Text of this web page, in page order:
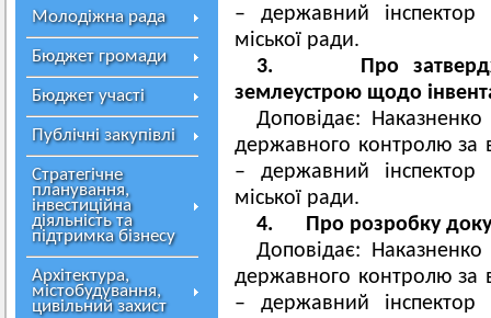
Молодіжна рада
Бюджет громади
Бюджет участі
Публічні закупівлі
Стратегічне
планування,
інвестиційна
діяльність та
підтримка бізнесу
Архітектура,
містобудування,
цивільний захист
– державний інспектор
міської ради.
3. Про
землеустрою щодо
Доповідає:
державного контролю за
– державний інспектор
міської ради.
4. Про розробку
Доповідає:
державного контролю за
– державний інспектор